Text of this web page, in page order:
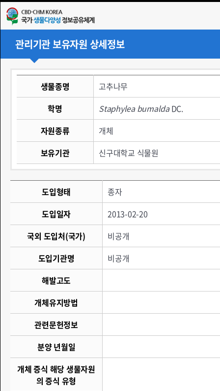
관리기관 보유자원 상세정보
생물종명
고추나무
학명
Staphylea bumaldaDC.
자원종류
개체
보유기관
신구대학교 식물원
도입형태
종자
도입일자
2013-02-20
국외 도입처(국가)
비공개
도입기관명
비공개
해발고도
개체유지방법
관련문헌정보
분양 년월일
개체 증식 해당 생물자원
의 증식 유형